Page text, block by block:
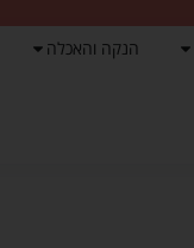
הנקה והאכלה